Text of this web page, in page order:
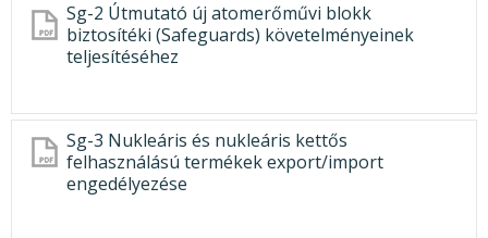
Sg-2 Útmutató új atomerőművi blokk
biztosítéki (Safeguards) követelményeinek
teljesítéséhez
Sg-3 Nukleáris és nukleáris kettős
felhasználású termékek export/import
engedélyezése